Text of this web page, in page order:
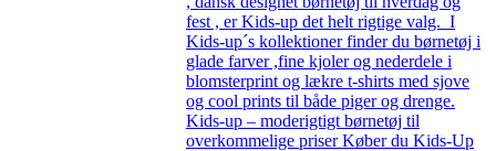
fest , er Kids-up det helt rigtige valg. I
Kids-up´s kollektioner finder du børnetøj i
glade farver ,fine kjoler og nederdele i
blomsterprint og lækre t-shirts med sjove
og cool prints til både piger og drenge.
Kids-up – moderigtigt børnetøj til
overkommelige priser Køber du Kids-Up